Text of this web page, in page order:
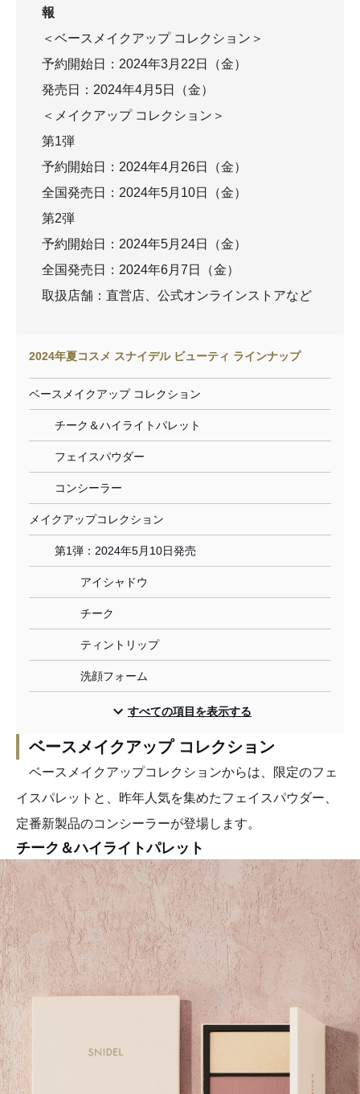
報
＜ベースメイクアップ コレクション＞
予約開始日：2024年3月22日（金）
発売日：2024年4月5日（金）
＜メイクアップ コレクション＞
第1弾
予約開始日：2024年4月26日（金）
全国発売日：2024年5月10日（金）
第2弾
予約開始日：2024年5月24日（金）
全国発売日：2024年6月7日（金）
取扱店舗：直営店、公式オンラインストアなど
2024年夏コスメ スナイデル ビューティ ラインナップ
ベースメイクアップ コレクション
チーク＆ハイライトパレット
フェイスパウダー
コンシーラー
メイクアップコレクション
第1弾：2024年5月10日発売
アイシャドウ
チーク
ティントリップ
洗顔フォーム
すべての項目を表示する
ベースメイクアップ コレクション
ベースメイクアップコレクションからは、限定のフェ
イスパレットと、昨年人気を集めたフェイスパウダー、
定番新製品のコンシーラーが登場します。
チーク＆ハイライトパレット